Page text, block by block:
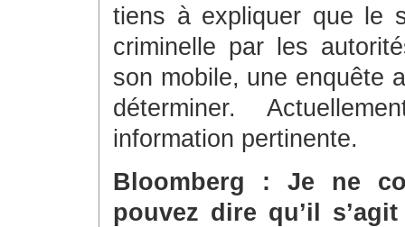
tiens à expliquer que le
criminelle par les
son mobile, une enquête
déterminer.
information pertinente.
Bloomberg : Je ne
pouvez dire qu’il